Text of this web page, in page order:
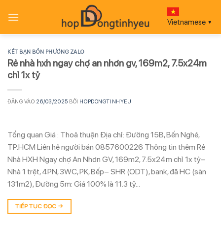
qua
Vietnamese ▼
KẾT BẠN BỐN PHƯƠNG ZALO
Rẻ nhà hxh ngay chợ an nhơn gv, 169m2, 7.5x24m
chỉ 1x tỷ
ĐĂNG VÀO 26/03/2025 BỞI HOPDONGTINHYEU
Tổng quan Giá : Thoả thuận Địa chỉ: Đường 15B, Bến Nghé,
TP.HCM Liên hệ người bán 0857600226 Thông tin thêm Rẻ
Nhà HXH Ngay chợ An Nhơn GV, 169m2, 7.5x24m chỉ 1x tỷ–
Nhà 1 trệt, 4PN, 3WC, PK, Bếp– SHR (ODT), bank, đã HC (sàn
131m2), Đường 5m: Giá 100% là 11.3 tỷ…
TIẾP TỤC ĐỌC →